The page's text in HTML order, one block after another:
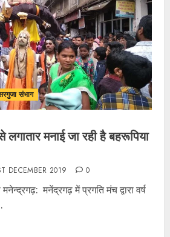
संभाग
मनाई जा रही है बहरूपिया
DECEMBER 2019 0
मनेंद्रगढ़ में प्रगति मंच द्वारा वर्ष